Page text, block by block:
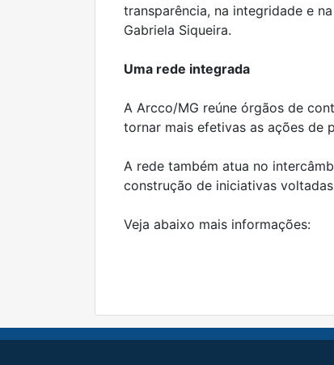
transparência, na integridade e
Gabriela Siqueira.
Uma rede integrada
A Arcco/MG reúne órgãos de
tornar mais efetivas as ações de
A rede também atua no
construção de iniciativas
Veja abaixo mais informações: